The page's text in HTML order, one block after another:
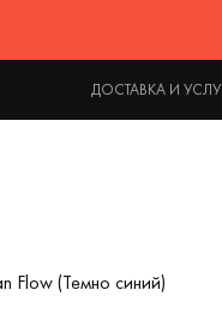
ДОСТАВКА И
Flow (Темно синий)